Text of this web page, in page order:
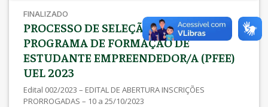
FINALIZADO
PROCESSO DE SELEÇÃO PARA
PROGRAMA DE FORMAÇÃO DE
ESTUDANTE EMPREENDEDOR/A (PFEE)
UEL 2023
Edital 002/2023 – EDITAL DE ABERTURA INSCRIÇÕES
PRORROGADAS – 10 a 25/10/2023